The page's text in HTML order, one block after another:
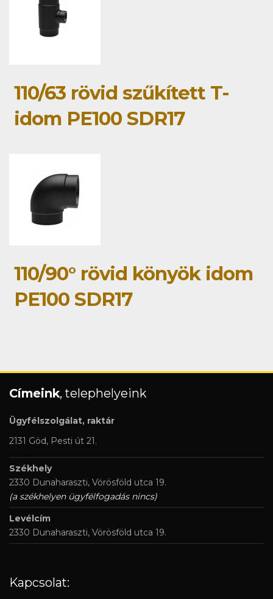
110/63 rövid szűkített T-
idom PE100 SDR17
110/90° rövid könyök idom
PE100 SDR17
Címeink, telephelyeink
Ügyfélszolgálat, raktár
2131 Göd, Pesti út 21.
Székhely
2330 Dunaharaszti, Vörösföld utca 19.
(a székhelyen ügyfélfogadás nincs)
Levélcím
2330 Dunaharaszti, Vörösföld utca 19.
Kapcsolat: